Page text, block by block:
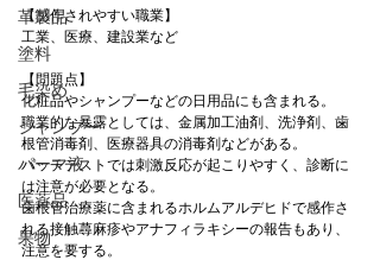
革製品
塗料
毛染め
シャンプー
パーマ液
医薬品
果物
【感作されやすい職業】
工業、医療、建設業など
【問題点】
化粧品やシャンプーなどの日用品にも含まれる。
職業的な暴露としては、金属加工油剤、洗浄剤、歯
根管消毒剤、医療器具の消毒剤などがある。
パッチテストでは刺激反応が起こりやすく、診断に
は注意が必要となる。
歯根管治療薬に含まれるホルムアルデヒドで感作さ
れる接触蕁麻疹やアナフィラキシーの報告もあり、
注意を要する。